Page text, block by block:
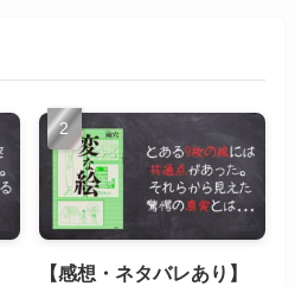
【感想・ネタバレあり】